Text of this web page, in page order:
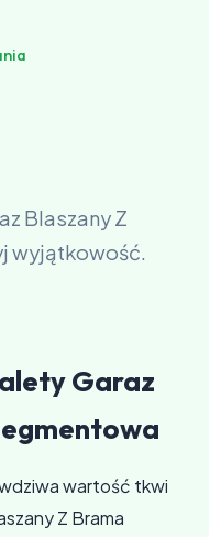
Blaszany Z
wyjątkowość.
Garaz
wartość tkwi
Z Brama